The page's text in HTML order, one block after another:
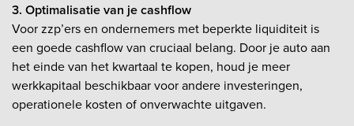
3. Optimalisatie van je cashflow
Voor zzp’ers en ondernemers met beperkte liquiditeit is
een goede cashflow van cruciaal belang. Door je auto aan
het einde van het kwartaal te kopen, houd je meer
werkkapitaal beschikbaar voor andere investeringen,
operationele kosten of onverwachte uitgaven.